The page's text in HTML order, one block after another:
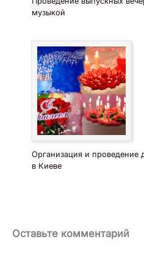
музыкой
Организация и проведение
в Киеве
Оставьте комментарий